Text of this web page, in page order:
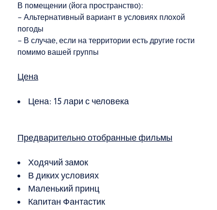
В помещении (йога пространство):
– Альтернативный вариант в условиях плохой
погоды
– В случае, если на территории есть другие гости
помимо вашей группы
Цена
Цена: 15 лари с человека
Предварительно отобранные фильмы
Ходячий замок
В диких условиях
Маленький принц
Капитан Фантастик